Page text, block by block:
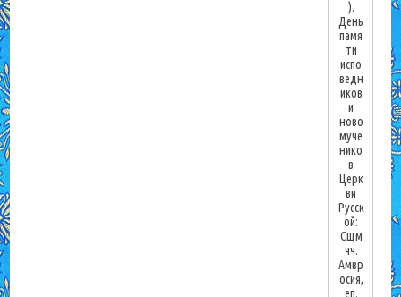
).
День
памя
ти
испо
ведн
иков
и
ново
муче
нико
в
Церк
ви
Русск
ой:
Сщм
чч.
Амвр
осия,
еп.